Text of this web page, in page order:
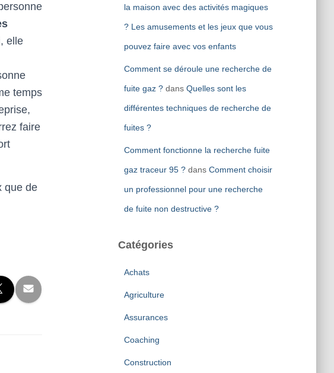
elle
temps
faire
que de
la maison avec des activités magiques
? Les amusements et les jeux que vous
pouvez faire avec vos enfants
Comment se déroule une recherche de
fuite gaz ?dans Quelles sont les
différentes techniques de recherche de
fuites ?
Comment fonctionne la recherche fuite
gaz traceur 95 ?dans Comment choisir
un professionnel pour une recherche
de fuite non destructive ?
Catégories
Achats
Agriculture
Assurances
Coaching
Construction